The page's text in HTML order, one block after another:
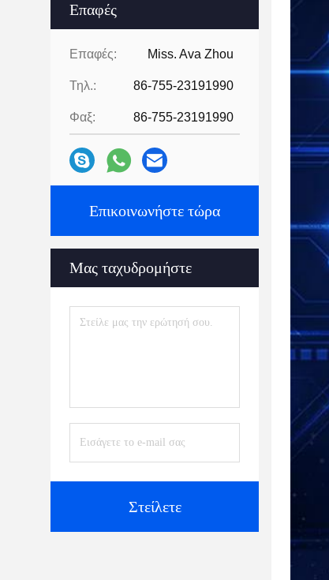
Επαφές
Επαφές: Miss. Ava Zhou
Τηλ.: 86-755-23191990
Φαξ: 86-755-23191990
Επικοινωνήστε τώρα
Μας ταχυδρομήστε
Στείλετε